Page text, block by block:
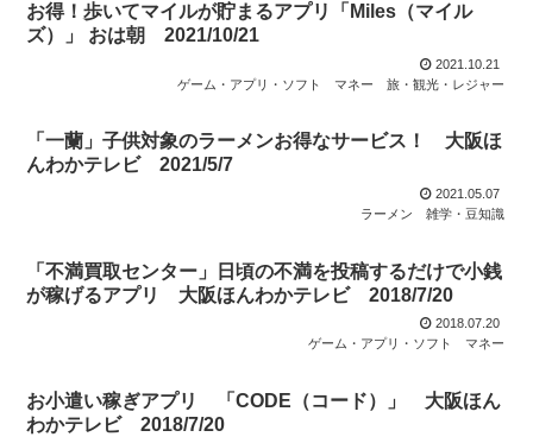
お得！歩いてマイルが貯まるアプリ「Miles（マイル
ズ）」 おは朝 2021/10/21
2021.10.21
ゲーム・アプリ・ソフト
マネー 旅・観光・レジャー
「一蘭」子供対象のラーメンお得なサービス！ 大阪ほ
んわかテレビ 2021/5/7
2021.05.07
ラーメン
雑学・豆知識
「不満買取センター」日頃の不満を投稿するだけで小銭
が稼げるアプリ 大阪ほんわかテレビ 2018/7/20
2018.07.20
ゲーム・アプリ・ソフト
マネー
お小遣い稼ぎアプリ 「CODE（コード）」 大阪ほん
わかテレビ 2018/7/20